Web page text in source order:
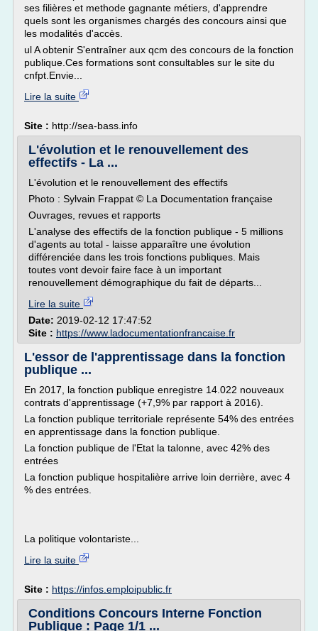
ses filières et methode gagnante métiers, d'apprendre
quels sont les organismes chargés des concours ainsi que
les modalités d'accès.
ul A obtenir S'entraîner aux qcm des concours de la fonction
publique.Ces formations sont consultables sur le site du
cnfpt.Envie...
Lire la suite
Site : http://sea-bass.info
L'évolution et le renouvellement des
effectifs - La ...
L'évolution et le renouvellement des effectifs
Photo : Sylvain Frappat © La Documentation française
Ouvrages, revues et rapports
L'analyse des effectifs de la fonction publique - 5 millions
d'agents au total - laisse apparaître une évolution
différenciée dans les trois fonctions publiques. Mais
toutes vont devoir faire face à un important
renouvellement démographique du fait de départs...
Lire la suite
Date: 2019-02-12 17:47:52
Site : https://www.ladocumentationfrancaise.fr
L'essor de l'apprentissage dans la fonction
publique ...
En 2017, la fonction publique enregistre 14.022 nouveaux
contrats d'apprentissage (+7,9% par rapport à 2016).
La fonction publique territoriale représente 54% des entrées
en apprentissage dans la fonction publique.
La fonction publique de l'Etat la talonne, avec 42% des
entrées
La fonction publique hospitalière arrive loin derrière, avec 4
% des entrées.
La politique volontariste...
Lire la suite
Site : https://infos.emploipublic.fr
Conditions Concours Interne Fonction
Publique : Page 1/1 ...